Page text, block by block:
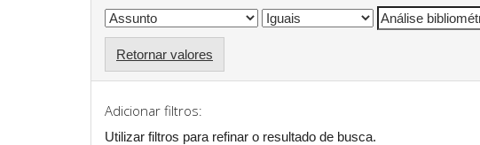
Retornar valores
Adicionar filtros:
Utilizar filtros para refinar o resultado de busca.